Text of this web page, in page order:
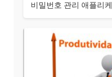
비밀번호 관리 애플리